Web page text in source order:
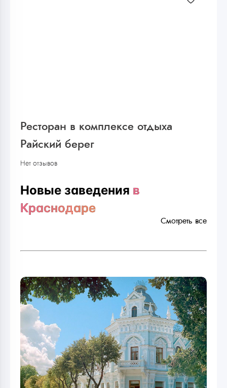
Ресторан в комплексе отдыха
Райский берег
Нет отзывов
Новые заведения в
Краснодаре
Смотреть все